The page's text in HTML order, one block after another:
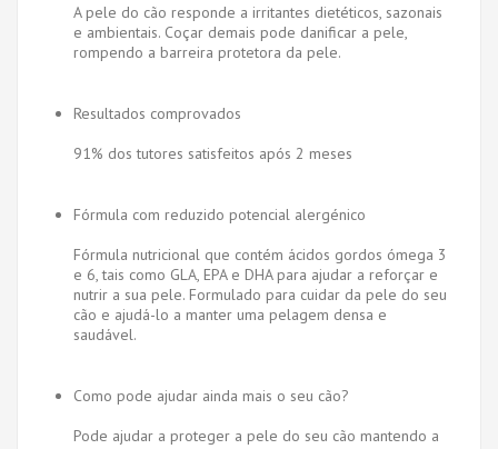
A pele do cão responde a irritantes dietéticos, sazonais
e ambientais. Coçar demais pode danificar a pele,
rompendo a barreira protetora da pele.
Resultados comprovados
91% dos tutores satisfeitos após 2 meses
Fórmula com reduzido potencial alergénico
Fórmula nutricional que contém ácidos gordos ómega 3
e 6, tais como GLA, EPA e DHA para ajudar a reforçar e
nutrir a sua pele. Formulado para cuidar da pele do seu
cão e ajudá-lo a manter uma pelagem densa e
saudável.
Como pode ajudar ainda mais o seu cão?
Pode ajudar a proteger a pele do seu cão mantendo a